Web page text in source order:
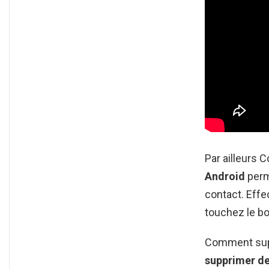
Par ailleurs
Android
contact.
touchez le
Comment
supprimer